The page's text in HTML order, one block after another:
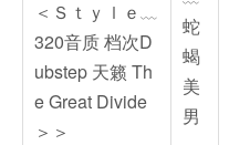
＜Ｓｔｙｌｅ﹏
320音质 档次D
ubstep 天籁 Th
e Great Divide
＞＞
蛇
蝎
美
男